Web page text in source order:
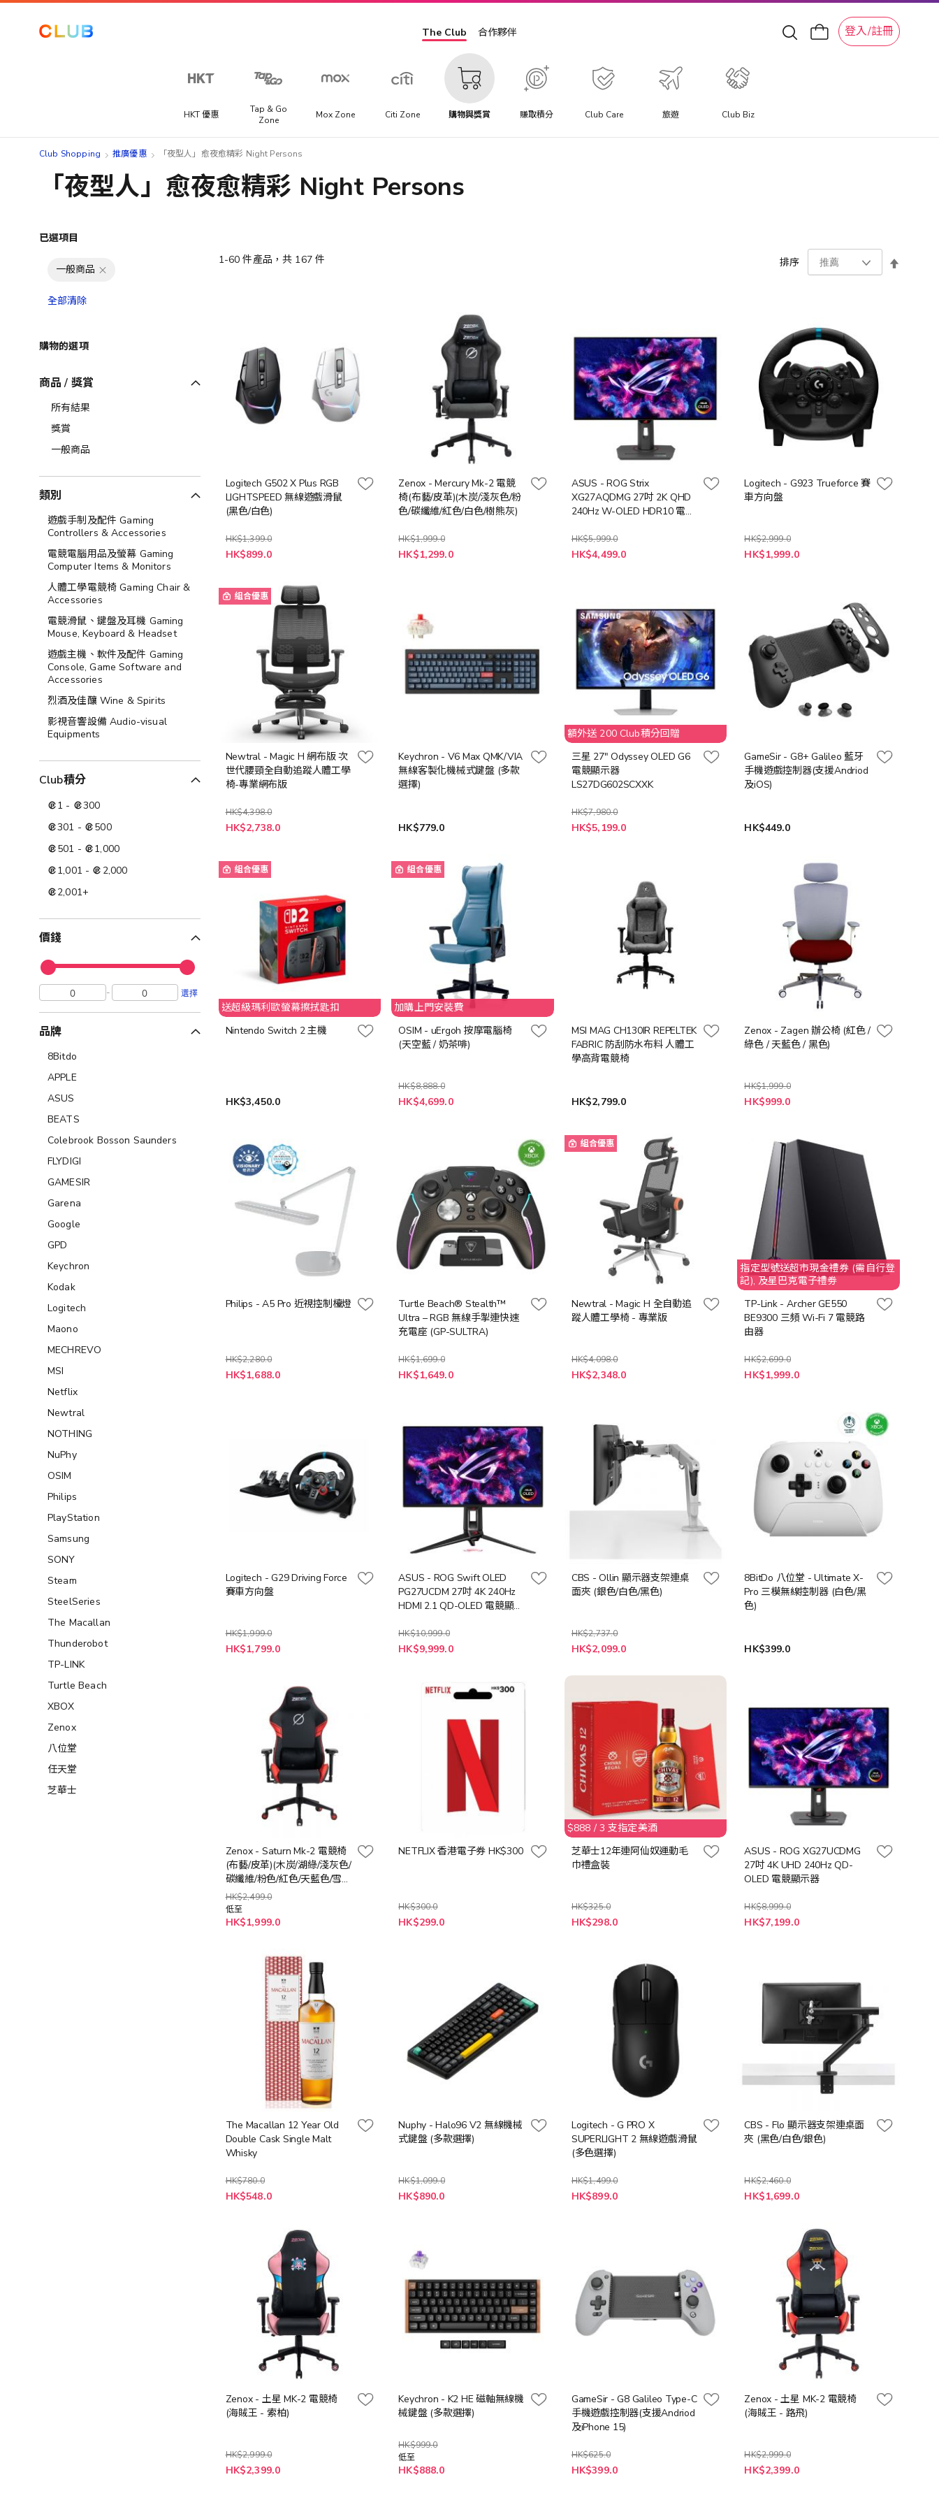
The Club 合作夥伴 登入/註冊
HKT 優惠
Tap & Go
Zone
Mox Zone Citi Zone 購物與獎賞 賺取積分 Club Care 旅遊 Club Biz
Club Shopping 推廣優惠 「夜型人」愈夜愈精彩 Night Persons
「夜型人」愈夜愈精彩 Night Persons
1-60 件產品，共 167件 排序
Logitech G502 X Plus RGB
LIGHTSPEED 無線遊戲滑鼠
(黑色/白色)
HK$1,399.0
HK$899.0
Zenox - Mercury Mk-2 電競
椅(布藝/皮革)(木炭/淺灰色/粉
色/碳纖維/紅色/白色/樹熊灰)
HK$1,999.0
HK$1,299.0
ASUS - ROG Strix
XG27AQDMG 27吋 2K QHD
240Hz W-OLED HDR10 電競
HK$5,999.0
特
殊
HK$4,499.0
Logitech - G923 Trueforce 賽
車方向盤
HK$2,999.0
特
殊
HK$1,999.0
組合優惠
Newtral - Magic H 網布版 次
世代腰頸全自動追蹤人體工學
椅-專業網布版
HK$4,398.0
HK$2,738.0
Keychron - V6 Max QMK/VIA
無線客製化機械式鍵盤 (多款
選擇)
HK$779.0
額外送 200 Club積分回贈
三星 27" Odyssey OLED G6
電競顯示器
LS27DG602SCXXK
HK$7,980.0
特
殊
HK$5,199.0
GameSir - G8+ Galileo 藍牙
手機遊戲控制器(支援Andriod
及iOS)
HK$449.0
組合優惠
送超級瑪利歐螢幕擦拭匙扣
Nintendo Switch 2 主機
HK$3,450.0
組合優惠
加購上門安裝費
OSIM - uErgoh 按摩電腦椅
(天空藍 / 奶茶啡)
HK$8,888.0
HK$4,699.0
MSI MAG CH130IR REPELTEK
FABRIC 防刮防水布料 人體工
學高背電競椅
HK$2,799.0
Zenox - Zagen 辦公椅 (紅色 /
綠色 / 天藍色 / 黑色)
HK$1,999.0
HK$999.0
Philips - A5 Pro 近視控制檯燈
HK$2,280.0
特
殊
HK$1,688.0
Turtle Beach® Stealth™
Ultra – RGB 無線手掣連快速
充電座 (GP-SULTRA)
HK$1,699.0
特
殊
HK$1,649.0
組合優惠
Newtral - Magic H 全自動追
蹤人體工學椅 - 專業版
HK$4,098.0
HK$2,348.0
指定型號送超市現金禮券 (需自行登
記), 及星巴克電子禮劵
TP-Link - Archer GE550
BE9300 三頻 Wi-Fi 7 電競路
由器
HK$2,699.0
特
殊
HK$1,999.0
Logitech - G29 Driving Force
賽車方向盤
HK$1,999.0
特
殊
HK$1,799.0
ASUS - ROG Swift OLED
PG27UCDM 27吋 4K 240Hz
HDMI 2.1 QD-OLED 電競顯示
HK$10,999.0
特
殊
HK$9,999.0
CBS - Ollin 顯示器支架連桌
面夾 (銀色/白色/黑色)
HK$2,737.0
HK$2,099.0
8BitDo 八位堂 - Ultimate X-
Pro 三模無線控制器 (白色/黑
色)
HK$399.0
Zenox - Saturn Mk-2 電競椅
(布藝/皮革)(木炭/湖綠/淺灰色/
碳纖維/粉色/紅色/天藍色/雪兔
灰)
HK$2,499.0
低至
HK$1,999.0
NETFLIX 香港電子券 HK$300
HK$300.0
特
殊
HK$299.0
$888 / 3 支指定美酒
芝華士12年連阿仙奴運動毛
巾禮盒裝
HK$325.0
特
殊
HK$298.0
ASUS - ROG XG27UCDMG
27吋 4K UHD 240Hz QD-
OLED 電競顯示器
HK$8,999.0
特
殊
HK$7,199.0
The Macallan 12 Year Old
Double Cask Single Malt
Whisky
HK$780.0
特
殊
HK$548.0
Nuphy - Halo96 V2 無線機械
式鍵盤 (多款選擇)
HK$1,099.0
HK$890.0
Logitech - G PRO X
SUPERLIGHT 2 無線遊戲滑鼠
(多色選擇)
HK$1,499.0
HK$899.0
CBS - Flo 顯示器支架連桌面
夾 (黑色/白色/銀色)
HK$2,460.0
HK$1,699.0
Zenox - 土星 MK-2 電競椅
(海賊王 - 索柏)
HK$2,999.0
特
殊
HK$2,399.0
Keychron - K2 HE 磁軸無線機
械鍵盤 (多款選擇)
HK$999.0
低至
HK$888.0
GameSir - G8 Galileo Type-C
手機遊戲控制器(支援Andriod
及iPhone 15)
HK$625.0
特
殊
HK$399.0
Zenox - 土星 MK-2 電競椅
(海賊王 - 路飛)
HK$2,999.0
特
殊
HK$2,399.0
已選項目
一般商品
全部清除
購物的選項
商品 / 獎賞
所有結果
獎賞
一般商品
類別
遊戲手制及配件 Gaming
Controllers & Accessories
電競電腦用品及螢幕 Gaming
Computer Items & Monitors
人體工學電競椅 Gaming Chair &
Accessories
電競滑鼠、鍵盤及耳機 Gaming
Mouse, Keyboard & Headset
遊戲主機、軟件及配件 Gaming
Console, Game Software and
Accessories
烈酒及佳釀 Wine & Spirits
影視音響設備 Audio-visual
Equipments
Club積分
1 -
300
301 -
500
501 -
1,000
1,001 -
2,000
2,001+
價錢
- 選擇
品牌
8Bitdo
APPLE
ASUS
BEATS
Colebrook Bosson Saunders
FLYDIGI
GAMESIR
Garena
Google
GPD
Keychron
Kodak
Logitech
Maono
MECHREVO
MSI
Netflix
Newtral
NOTHING
NuPhy
OSIM
Philips
PlayStation
Samsung
SONY
Steam
SteelSeries
The Macallan
Thunderobot
TP-LINK
Turtle Beach
XBOX
Zenox
八位堂
任天堂
芝華士